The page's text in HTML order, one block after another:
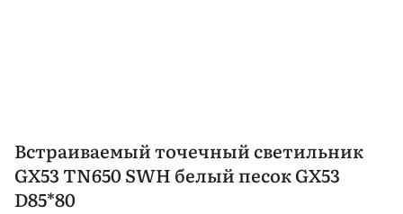
Встраиваемый точечный светильник
GX53 TN650 SWH белый песок GX53
D85*80